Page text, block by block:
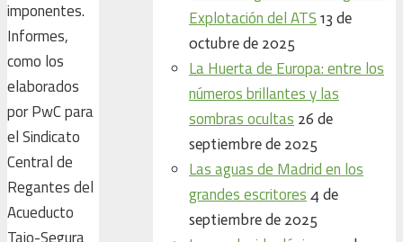
imponentes.
Informes,
como los
elaborados
por PwC para
el Sindicato
Central de
Regantes del
Acueducto
Explotación del ATS 13 de
octubre de 2025
La Huerta de Europa: entre los
números brillantes y las
sombras ocultas 26 de
septiembre de 2025
Las aguas de Madrid en los
grandes escritores 4 de
septiembre de 2025